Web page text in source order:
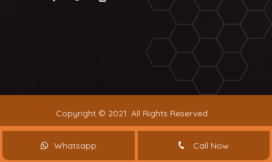
Whatsapp Call Now
Copyright © 2021. All Rights Reserved